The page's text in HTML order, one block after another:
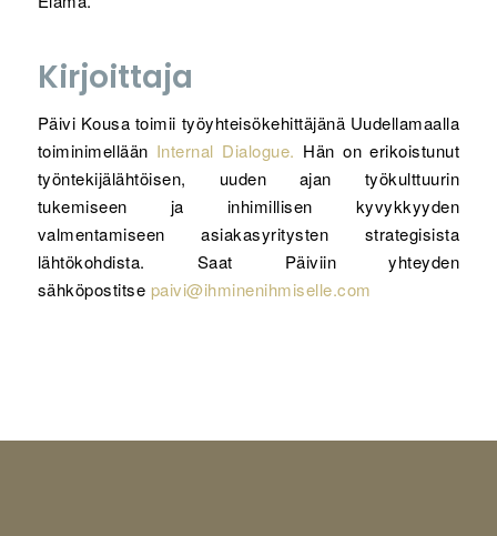
Kirjoittaja
Päivi Kousa toimii työyhteisökehittäjänä Uudellamaalla
toiminimellään Internal Dialogue. Hän on erikoistunut
työntekijälähtöisen, uuden ajan työkulttuurin
tukemiseen ja inhimillisen kyvykkyyden
valmentamiseen asiakasyritysten strategisista
lähtökohdista. Saat Päiviin yhteyden
sähköpostitse paivi@ihminenihmiselle.com